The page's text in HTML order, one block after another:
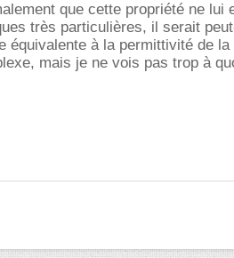
que cette propriété ne lui
très particulières, il serait
équivalente à la permittivité de la
mais je ne vois pas trop à